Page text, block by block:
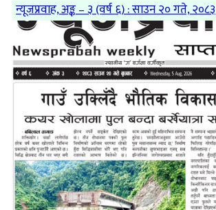
न्यूजप्रवाह, अङ्क – ३ (वर्ष ६) : साउन २० गते, २०८३